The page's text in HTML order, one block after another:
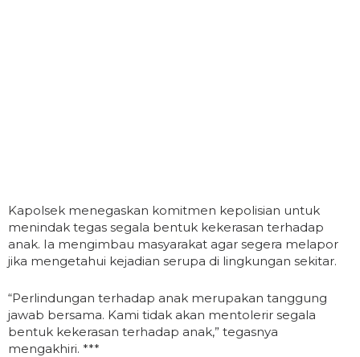
Kapolsek menegaskan komitmen kepolisian untuk
menindak tegas segala bentuk kekerasan terhadap
anak. Ia mengimbau masyarakat agar segera melapor
jika mengetahui kejadian serupa di lingkungan sekitar.
“Perlindungan terhadap anak merupakan tanggung
jawab bersama. Kami tidak akan mentolerir segala
bentuk kekerasan terhadap anak,” tegasnya
mengakhiri. ***